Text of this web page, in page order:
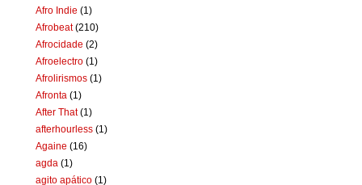
Afro Indie (1)
Afrobeat (210)
Afrocidade (2)
Afroelectro (1)
Afrolirismos (1)
Afronta (1)
After That (1)
afterhourless (1)
Againe (16)
agda (1)
agito apático (1)